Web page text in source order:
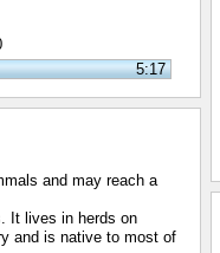
5:17
and may reach a
It lives in herds on
and is native to most of